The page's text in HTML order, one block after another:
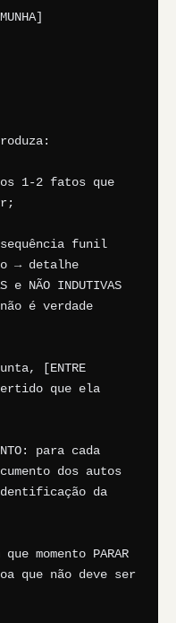
→ detalhe
NÃO INDUTIVAS
é verdade
que ela
dos autos
da
que não deve ser